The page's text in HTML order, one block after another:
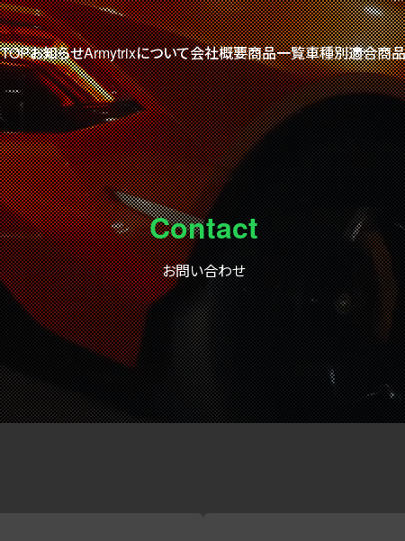
TOPお知らせArmytrixについて会社概要商品一覧車種別適合商品
Contact
お問い合わせ